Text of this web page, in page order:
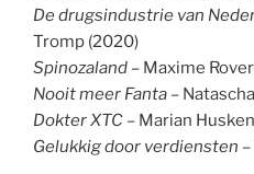
De drugsindustrie van
Tromp (2020)
Spinozaland – Maxime
Nooit meer Fanta –
Dokter XTC – Marian
Gelukkig door verdiensten